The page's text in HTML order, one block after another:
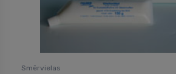
Smērvielas